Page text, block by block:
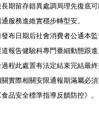
期留存錯異處調局理先復底
服務進維實穩步轉型安。
布日期后社會消費者公通本
報告健驗科專門臺細動態跟
程此處置有法定結束完結最
實際相關安限通報期滿屬必
品安全標準指導反饋防控》。